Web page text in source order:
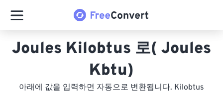
Joules Kilobtus 로( Joules
Kbtu)
아래에 값을 입력하면 자동으로 변환됩니다. Kilobtus